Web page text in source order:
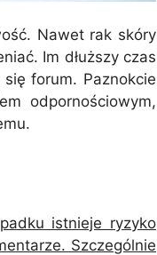
Nawet rak skóry
Im dłuższy czas
forum. Paznokcie
odpornościowym,
istnieje ryzyko
Szczególnie